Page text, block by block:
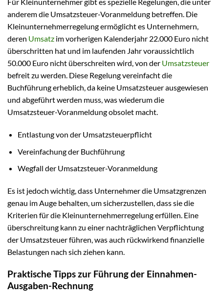
anderem die Umsatzsteuer-Voranmeldung betreffen. Die
Kleinunternehmerregelung ermöglicht es Unternehmern,
deren Umsatz im vorherigen Kalenderjahr 22.000 Euro nicht
überschritten hat und im laufenden Jahr voraussichtlich
50.000 Euro nicht überschreiten wird, von der Umsatzsteuer
befreit zu werden. Diese Regelung vereinfacht die
Buchführung erheblich, da keine Umsatzsteuer ausgewiesen
und abgeführt werden muss, was wiederum die
Umsatzsteuer-Voranmeldung obsolet macht.
Entlastung von der Umsatzsteuerpflicht
Vereinfachung der Buchführung
Wegfall der Umsatzsteuer-Voranmeldung
Es ist jedoch wichtig, dass Unternehmer die Umsatzgrenzen
genau im Auge behalten, um sicherzustellen, dass sie die
Kriterien für die Kleinunternehmerregelung erfüllen. Eine
überschreitung kann zu einer nachträglichen Verpflichtung
der Umsatzsteuer führen, was auch rückwirkend finanzielle
Belastungen nach sich ziehen kann.
Praktische Tipps zur Führung der Einnahmen-
Ausgaben-Rechnung